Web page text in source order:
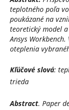
teplotného poľa
poukázané na
teoretický model
Ansys
oteplenia
Kľúčové slová:
trieda
Abstract. Paper